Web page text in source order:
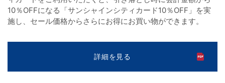
10％OFFになる「サンシャインシティカード10％OFF」を実
施し、セール価格からさらにお得にお買い物ができます。
詳細を見る